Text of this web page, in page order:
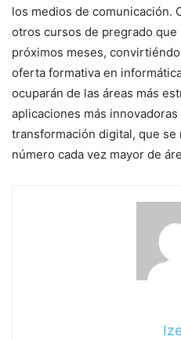
los medios de comunicación.
otros cursos de pregrado que
próximos meses,
oferta formativa en
ocuparán de las áreas más
aplicaciones más
transformación digital, que
número cada vez mayor de